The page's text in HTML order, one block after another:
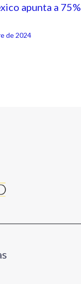
apunta a
de 2024